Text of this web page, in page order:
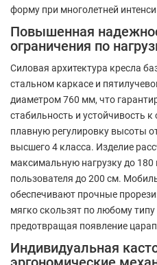
форму при многолетней
Повышенная
ограничения по
Силовая архитектура кресла
стальном каркасе и
диаметром 760 мм, что
стабильность и устойчивость
плавную регулировку высоты
высшего 4 класса. Изделие
максимальную нагрузку до 180
пользователя до 200 см.
обеспечивают прочные
мягко скользят по любому
предотвращая появление
Индивидуальная